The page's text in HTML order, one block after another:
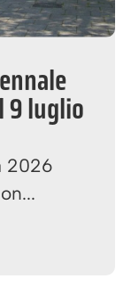
9 luglio
2026